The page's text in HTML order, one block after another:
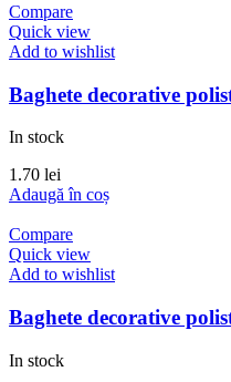
Compare
Quick view
Add to wishlist
Baghete decorative
In stock
1.70 lei
Adaugă în coș
Compare
Quick view
Add to wishlist
Baghete decorative
In stock